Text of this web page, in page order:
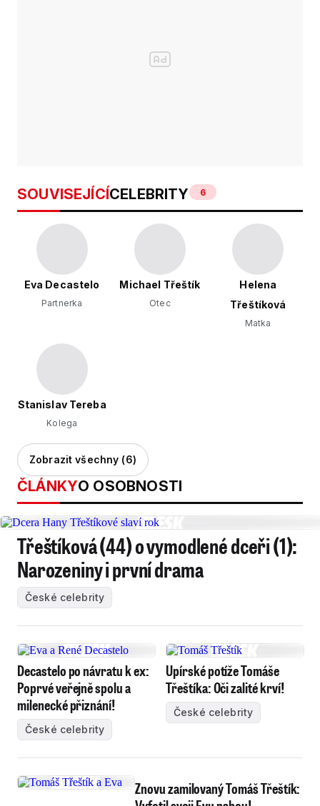
SOUVISEJÍCÍCELEBRITY 6
Eva Decastelo
Partnerka
Michael Třeštík
Otec
Helena
Třeštíková
Matka
Stanislav Tereba
Kolega
Zobrazit všechny (6)
ČLÁNKYO OSOBNOSTI
Třeštíková (44) o vymodlené dceři (1):
Narozeniny i první drama
České celebrity
Decastelo po návratu k ex:
Poprvé veřejně spolu a
milenecké přiznání!
České celebrity
Upírské potíže Tomáše
Třeštíka: Oči zalité krví!
České celebrity
Znovu zamilovaný Tomáš Třeštík: